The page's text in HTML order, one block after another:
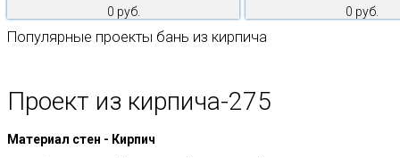
0 руб.
0 руб.
Популярные проекты бань из кирпича
Проект из кирпича-275
Материал стен - Кирпич